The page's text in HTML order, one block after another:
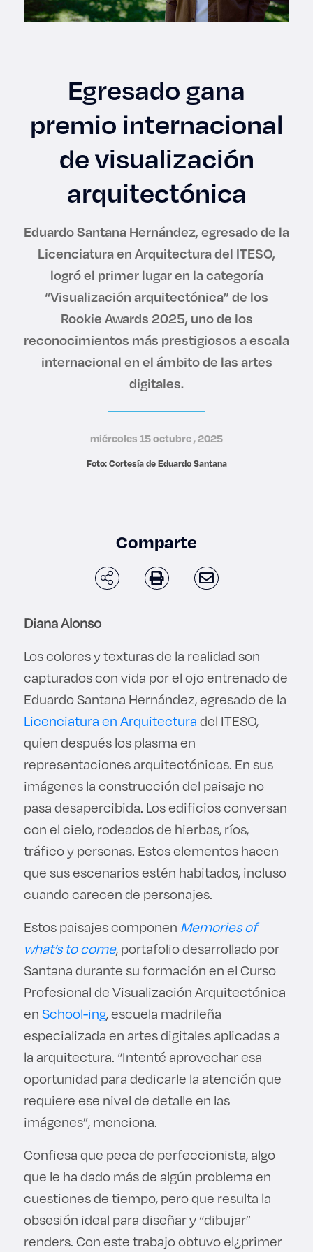
Graduaciones
Lo más buscado
Carreras
Prepa ITESO
Sustentabilidad
Egresado gana
premio internacional
de visualización
arquitectónica
Eduardo Santana Hernández, egresado de la
Licenciatura en Arquitectura del ITESO,
logró el primer lugar en la categoría
“Visualización arquitectónica” de los
Rookie Awards 2025, uno de los
reconocimientos más prestigiosos a escala
internacional en el ámbito de las artes
digitales.
miércoles 15 octubre , 2025
Foto: Cortesía de Eduardo Santana
Comparte
Diana Alonso
Los colores y texturas de la realidad son
capturados con vida por el ojo entrenado de
Eduardo Santana Hernández, egresado de la
Licenciatura en Arquitecturadel ITESO,
quien después los plasma en
representaciones arquitectónicas. En sus
imágenes la construcción del paisaje no
pasa desapercibida. Los edificios conversan
con el cielo, rodeados de hierbas, ríos,
tráfico y personas. Estos elementos hacen
que sus escenarios estén habitados, incluso
cuando carecen de personajes.
Estos paisajes componen Memories of
what’s to come, portafolio desarrollado por
Santana durante su formación en el Curso
Profesional de Visualización Arquitectónica
enSchool-ing, escuela madrileña
especializada en artes digitales aplicadas a
la arquitectura. “Intenté aprovechar esa
oportunidad para dedicarle la atención que
requiere ese nivel de detalle en las
imágenes”, menciona.
Confiesa que peca de perfeccionista, algo
que le ha dado más de algún problema en
cuestiones de tiempo, pero que resulta la
obsesión ideal para diseñar y “dibujar”
renders. Con este trabajo obtuvo el¿primer